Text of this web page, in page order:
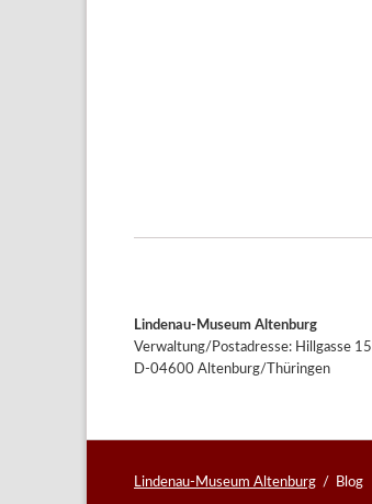
Lindenau-Museum Altenburg
Verwaltung/Postadresse: Hillgasse 15
D-04600 Altenburg/Thüringen
Lindenau-Museum Altenburg Blog